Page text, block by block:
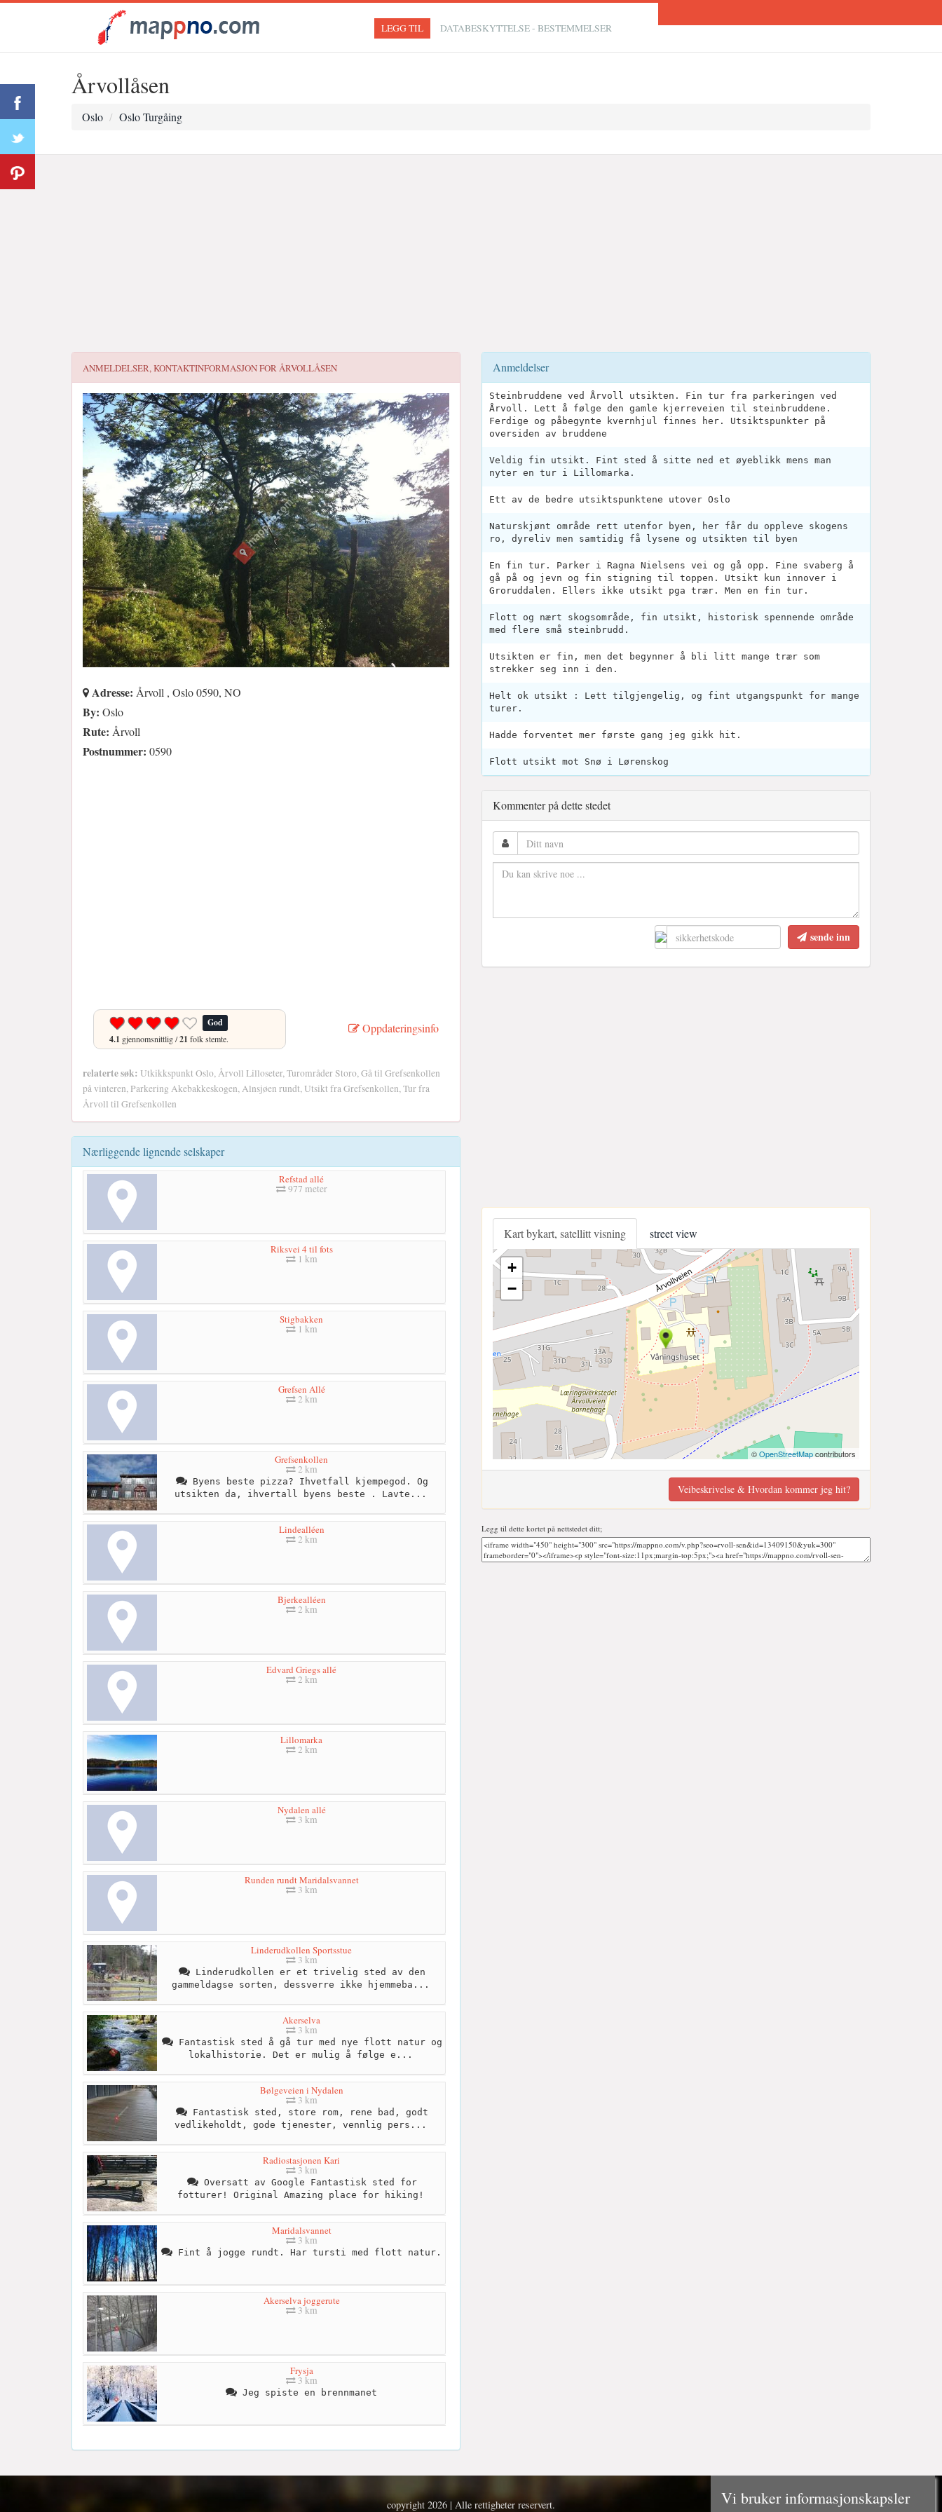
LEGG TIL DATABESKYTTELSE - BESTEMMELSER
Årvollåsen
Oslo Oslo Turgåing
ANMELDELSER, KONTAKTINFORMASJON FORÅRVOLLÅSEN
Adresse: Årvoll , Oslo 0590, NO
By: Oslo
Rute: Årvoll
Postnummer: 0590
God
4.1 gjennomsnittlig /21 folk stemte.
Oppdateringsinfo
relaterte søk: Utkikkspunkt Oslo, Årvoll Lilloseter, Turområder Storo, Gå til Grefsenkollen
på vinteren, Parkering Akebakkeskogen, Alnsjøen rundt, Utsikt fra Grefsenkollen, Tur fra
Årvoll til Grefsenkollen
Nærliggende lignende selskaper
Refstad allé
977 meter
Riksvei 4 til fots
1 km
Stigbakken
1 km
Grefsen Allé
2 km
Grefsenkollen
2 km
Byens beste pizza? Ihvetfall kjempegod. Og
utsikten da, ihvertall byens beste . Lavte...
Lindealléen
2 km
Bjerkealléen
2 km
Edvard Griegs allé
2 km
Lillomarka
2 km
Nydalen allé
3 km
Runden rundt Maridalsvannet
3 km
Linderudkollen Sportsstue
3 km
Linderudkollen er et trivelig sted av den
gammeldagse sorten, dessverre ikke hjemmeba...
Akerselva
3 km
Fantastisk sted å gå tur med nye flott natur og
lokalhistorie. Det er mulig å følge e...
Bølgeveien i Nydalen
3 km
Fantastisk sted, store rom, rene bad, godt
vedlikeholdt, gode tjenester, vennlig pers...
Radiostasjonen Kari
3 km
Oversatt av Google Fantastisk sted for
fotturer! Original Amazing place for hiking!
Maridalsvannet
3 km
Fint å jogge rundt. Har tursti med flott natur.
Akerselva joggerute
3 km
Frysja
3 km
Jeg spiste en brennmanet
Anmeldelser
Steinbruddene ved Årvoll utsikten. Fin tur fra parkeringen ved
Årvoll. Lett å følge den gamle kjerreveien til steinbruddene.
Ferdige og påbegynte kvernhjul finnes her. Utsiktspunkter på
oversiden av bruddene
Veldig fin utsikt. Fint sted å sitte ned et øyeblikk mens man
nyter en tur i Lillomarka.
Ett av de bedre utsiktspunktene utover Oslo
Naturskjønt område rett utenfor byen, her får du oppleve skogens
ro, dyreliv men samtidig få lysene og utsikten til byen
En fin tur. Parker i Ragna Nielsens vei og gå opp. Fine svaberg å
gå på og jevn og fin stigning til toppen. Utsikt kun innover i
Groruddalen. Ellers ikke utsikt pga trær. Men en fin tur.
Flott og nært skogsområde, fin utsikt, historisk spennende område
med flere små steinbrudd.
Utsikten er fin, men det begynner å bli litt mange trær som
strekker seg inn i den.
Helt ok utsikt : Lett tilgjengelig, og fint utgangspunkt for mange
turer.
Hadde forventet mer første gang jeg gikk hit.
Flott utsikt mot Snø i Lørenskog
Kommenter på dette stedet
sende inn
Kart bykart, satellitt visning street view
+
−
©OpenStreetMapcontributors
Veibeskrivelse & Hvordan kommer jeg hit?
Legg til dette kortet på nettstedet ditt;
copyright 2026 | Alle rettigheter reservert. Vi bruker informasjonskapsler